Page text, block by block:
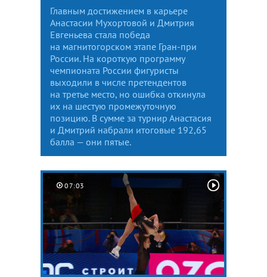
Главным достижением в карьере
Анастасии Мухортовой и Дмитрия
Евгеньева стала победа
на магнитогорском этапе Гран-при
России. На короткую программу
чемпионата России фигуристы
выходили в числе претендентов
на третье место, но ошибка откинула
их на шестую промежуточную
позицию. В сумме за турнир Анастасия
и Дмитрий набрали итоговые 192,65
балла — они пятые.
07:03